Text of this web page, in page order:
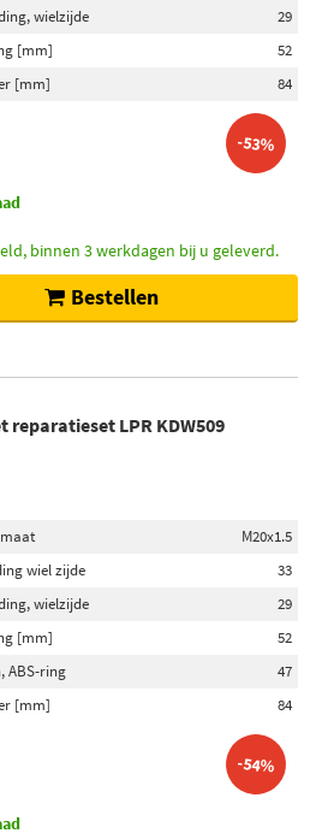
wielzijde
29
[mm]
52
[mm]
84
-53%
binnen 3 werkdagen bij u geleverd.
Bestellen
reparatieset LPR KDW509
M20x1.5
wiel zijde
33
wielzijde
29
[mm]
52
ABS-ring
47
[mm]
84
-54%